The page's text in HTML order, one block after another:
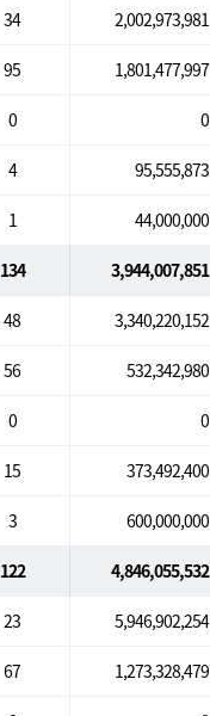
34 2,002,973,981
95 1,801,477,997
0 0
4 95,555,873
1 44,000,000
134 3,944,007,851
48 3,340,220,152
56 532,342,980
0 0
15 373,492,400
3 600,000,000
122 4,846,055,532
23 5,946,902,254
67 1,273,328,479